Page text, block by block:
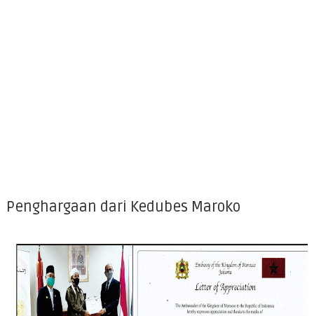
Penghargaan dari Kedubes Maroko